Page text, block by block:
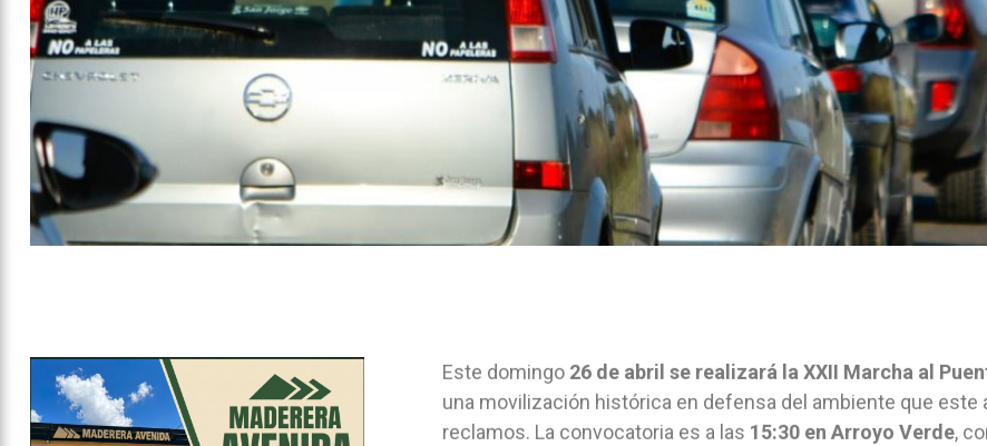
Este domingo 26 de abril se realizará la XXII Marcha al
una movilización histórica en defensa del ambiente que este
reclamos. La convocatoria es a las 15:30 en Arroyo Verde,